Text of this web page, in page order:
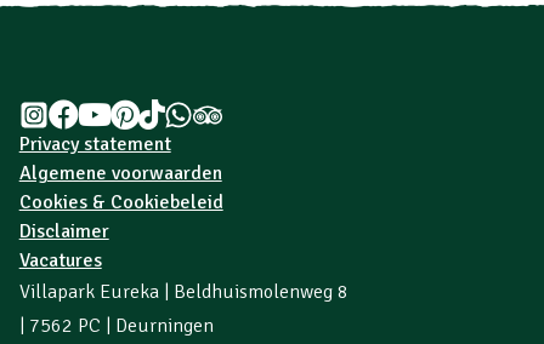
Privacy statement
Algemene voorwaarden
Cookies & Cookiebeleid
Disclaimer
Vacatures
Villapark Eureka | Beldhuismolenweg 8
| 7562 PC | Deurningen